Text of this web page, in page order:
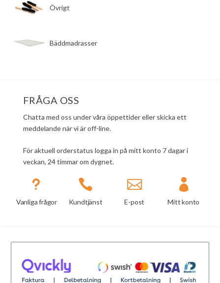
​Övrigt
​Bäddmadrasser
FRÅGA OSS
Chatta med oss under våra öppettider eller skicka ett
meddelande när vi är off-line.
För aktuell orderstatus logga in på mitt konto 7 dagar i
veckan, 24 timmar om dygnet.
u
Vanliga frågor

Kundtjänst

E-post

Mitt konto